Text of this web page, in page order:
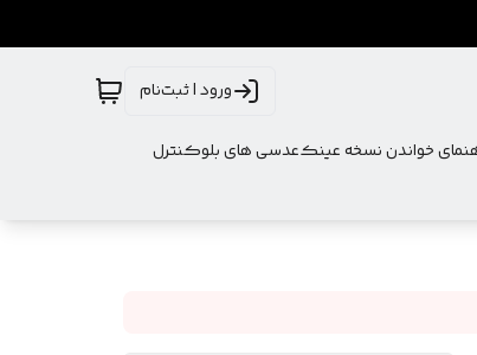
ورود | ثبت‌نام
خواندن نسخه عینکعدسی های بلوکنترل